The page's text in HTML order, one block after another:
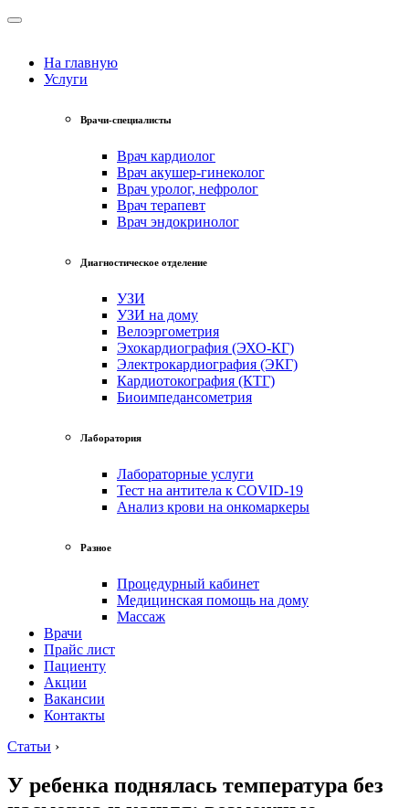
На главную
Услуги
Врачи-специалисты
Врач кардиолог
Врач акушер-гинеколог
Врач уролог, нефролог
Врач терапевт
Врач эндокринолог
Диагностическое отделение
УЗИ
УЗИ на дому
Велоэргометрия
Эхокардиография (ЭХО-КГ)
Электрокардиография (ЭКГ)
Кардиотокография (КТГ)
Биоимпедансометрия
Лаборатория
Лабораторные услуги
Тест на антитела к COVID-19
Анализ крови на онкомаркеры
Разное
Процедурный кабинет
Медицинская помощь на дому
Массаж
Врачи
Прайс лист
Пациенту
Акции
Вакансии
Контакты
Статьи ›
У ребенка поднялась температура без